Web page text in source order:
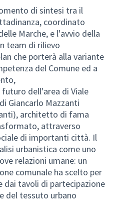
di sintesi tra il
coordinato
Marche, e l'avvio della
team di rilievo
che porterà alla variante
del Comune ed a
dell'area di Viale
Giancarlo Mazzanti
architetto di fama
attraverso
di importanti città. Il
urbanistica come uno
relazioni umane: un
comunale ha scelto per
dai tavoli di partecipazione
del tessuto urbano